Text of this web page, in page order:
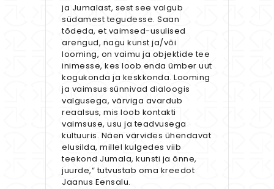
ja Jumalast, sest see valgub
südamest tegudesse. Saan
tõdeda, et vaimsed-usulised
arengud, nagu kunst ja/või
looming, on vaimu ja objektide tee
inimesse, kes loob enda ümber uut
kogukonda ja keskkonda. Looming
ja vaimsus sünnivad dialoogis
valgusega, värviga avardub
reaalsus, mis loob kontakti
vaimsuse, usu ja teadvusega
kultuuris. Näen värvides ühendavat
elusilda, millel kulgedes viib
teekond Jumala, kunsti ja õnne,
juurde,“ tutvustab oma kreedot
Jaanus Eensalu.